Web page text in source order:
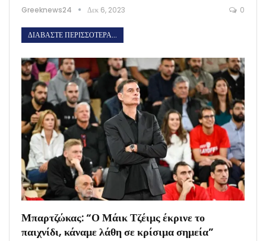
Greeknews24 Δεκ 6, 2023 0
ΔΙΑΒΆΣΤΕ ΠΕΡΙΣΣΌΤΕΡΑ...
Μπαρτζώκας: “Ο Μάικ Τζέιμς έκρινε το
παιχνίδι, κάναμε λάθη σε κρίσιμα σημεία”